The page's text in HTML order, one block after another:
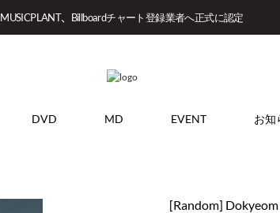
MUSICPLANT、Billboardチャート登録業者へ正式に認定
DVD MD EVENT お知
[Random]